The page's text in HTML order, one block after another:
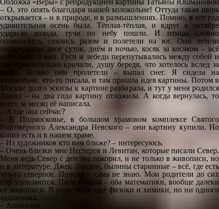
Обложка «Веры» с репродукцией картины Татьяны Юшмановой
– О, это опять благодаря нашей колокольне! Оттуда такая ширь
открывается – и в природе, и в размышлениях. Помню, в тот год
удивительная осень была. Тёплая-тёплая, и вдруг в октябре
ударили холода, тучи по небу пошли. И птицы словно
опомнились, снялись разом и полетели на юг. Они летели
беспрерывно двое суток, днём и ночью, косяк за косяком – всё
небо было в них. Гуси и лебеди перепутывались между собой и
так пронзительно кричали, душу бередя, что хотелось вслед за
ними. Только они пролетели – выпал снег. Я сидела на
колокольне, что-то писала, и там пришла идея картины. Потом в
Москве долго эскизы к картине разбирала, и тут у меня родился
Данил – на два года картину отложила. А когда вернулась, то
всего за месяц её написала.
– А где она сейчас?
– В Подмосковье, в большом храмовом комплексе Святого
благоверного Александра Невского – они картину купили. Но
копия есть и в нашем храме.
– Из художников кто вам ближе? – интересуюсь.
– Очень близки мне Нестеров и Левитан, которые писали Север.
Меня ведь Север с детства покорил, и не только в живописи, но
и в литературе. Джек Лондон, былины старинные – всё, где есть
что-то северное. Почему – сама не знаю. Мои родители до сих
пор удивляются. Папа и мама – оба математики, вообще далеки
от живописи. В роду были ещё физики и химики, но ни одного
художника.
– Аномалия.